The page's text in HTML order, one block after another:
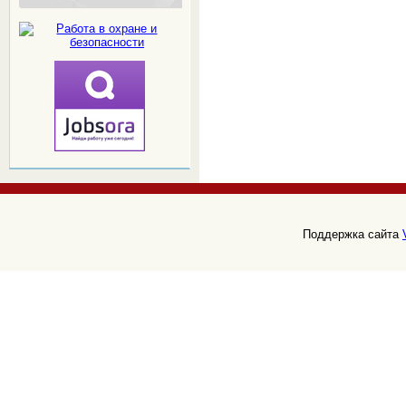
Поддержка сайта